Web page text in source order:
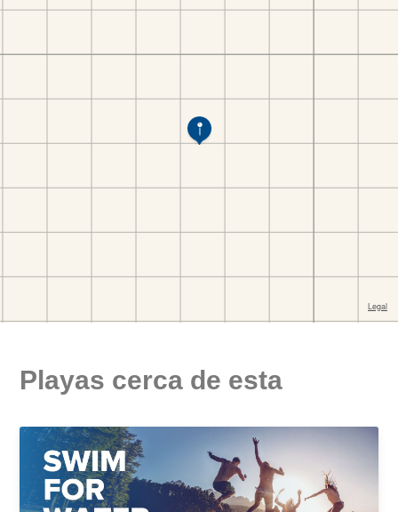
Playas cerca de esta